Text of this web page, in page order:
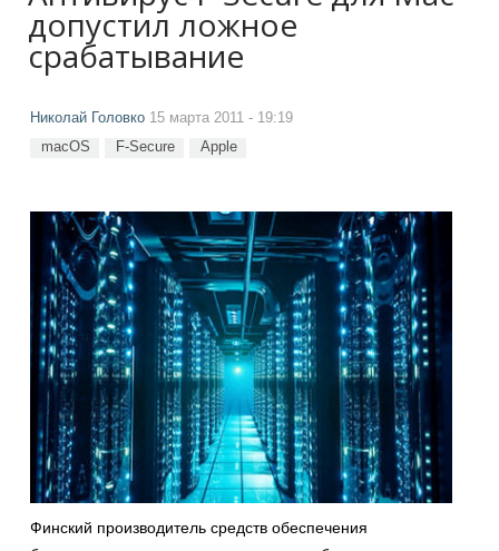
допустил ложное
срабатывание
Николай Головко 15 марта 2011 - 19:19
macOS F-Secure Apple
Финский производитель средств обеспечения